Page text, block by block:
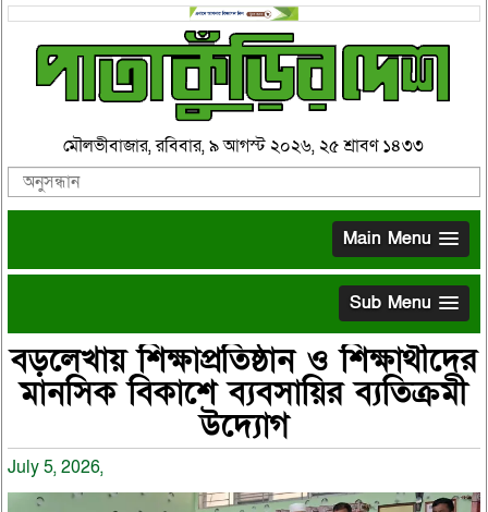
মৌলভীবাজার, রবিবার, ৯ আগস্ট ২০২৬, ২৫ শ্রাবণ ১৪৩৩
Main Menu
Sub Menu
বড়লেখায় শিক্ষাপ্রতিষ্ঠান ও শিক্ষার্থীদের
মানসিক বিকাশে ব্যবসায়ির ব্যতিক্রমী
উদ্যোগ
July 5, 2026,